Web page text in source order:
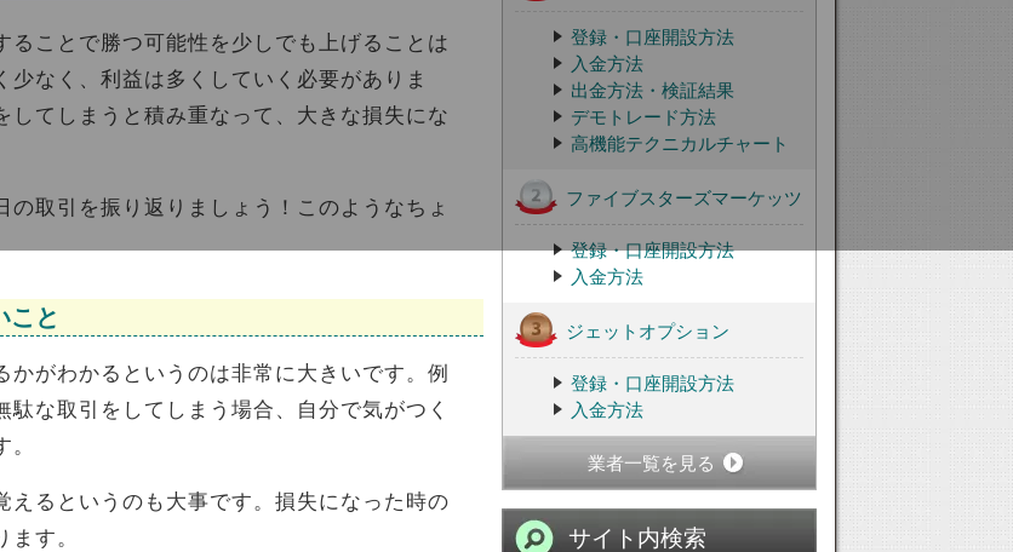
ことで勝つ可能性を少しでも上げることは
なく、利益は多くしていく必要がありま
てしまうと積み重なって、大きな損失にな
取引を振り返りましょう！このようなちょ
こと
がわかるというのは非常に大きいです。例
な取引をしてしまう場合、自分で気がつく
るというのも大事です。損失になった時の
す。
登録・口座開設方法
入金方法
出金方法・検証結果
デモトレード方法
高機能テクニカルチャート
ファイブスターズマーケッツ
登録・口座開設方法
入金方法
ジェットオプション
登録・口座開設方法
入金方法
業者一覧を見る
サイト内検索